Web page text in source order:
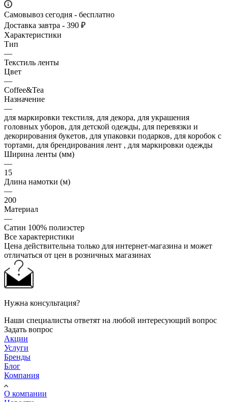
Самовывоз сегодня - бесплатно
Доставка завтра - 390 ₽
Характеристики
Тип
—
Текстиль ленты
Цвет
—
Coffee&Tea
Назначение
—
для маркировки текстиля, для декора, для украшения
головных уборов, для детской одежды, для перевязки и
декорирования букетов, для упаковки подарков, для коробок с
тортами, для брендирования лент , для маркировки одежды
Ширина ленты (мм)
—
15
Длина намотки (м)
—
200
Материал
—
Сатин 100% полиэстер
Все характеристики
Цена действительна только для интернет-магазина и может
отличаться от цен в розничных магазинах
Нужна консультация?
Наши специалисты ответят на любой интересующий вопрос
Задать вопрос
Акции
Услуги
Бренды
Блог
Компания
О компании